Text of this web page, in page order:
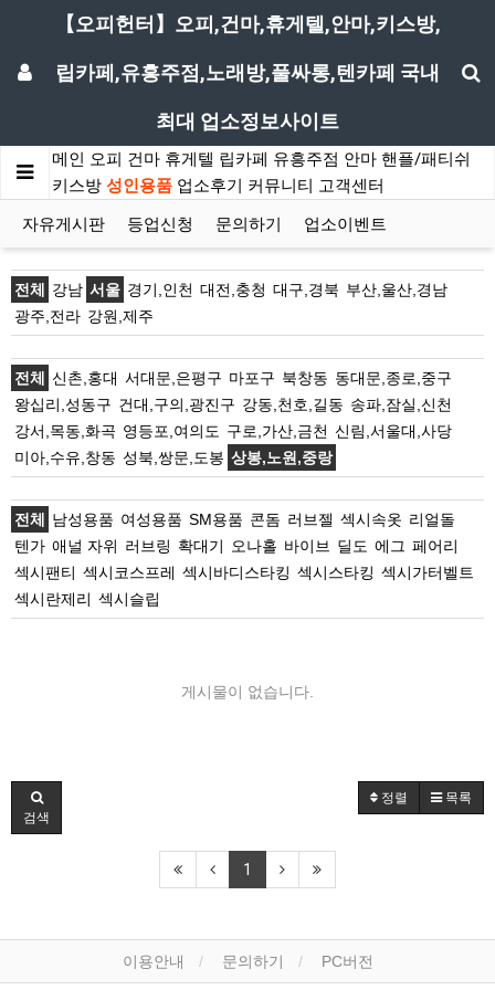
【오피헌터】오피,건마,휴게텔,안마,키스방,
립카페,유흥주점,노래방,풀싸롱,텐카페 국내
최대 업소정보사이트
메인 오피 건마 휴게텔 립카페 유흥주점 안마 핸플/패티쉬
키스방 성인용품 업소후기 커뮤니티 고객센터
자유게시판
등업신청 문의하기 업소이벤트
전체 강남 서울 경기,인천 대전,충청 대구,경북 부산,울산,경남
광주,전라 강원,제주
전체 신촌,홍대 서대문,은평구 마포구 북창동 동대문,종로,중구
왕십리,성동구 건대,구의,광진구 강동,천호,길동 송파,잠실,신천
강서,목동,화곡 영등포,여의도 구로,가산,금천 신림,서울대,사당
미아,수유,창동 성북,쌍문,도봉 상봉,노원,중랑
전체 남성용품 여성용품 SM용품 콘돔 러브젤 섹시속옷 리얼돌
텐가 애널 자위 러브링 확대기 오나홀 바이브 딜도 에그 페어리
섹시팬티 섹시코스프레 섹시바디스타킹 섹시스타킹 섹시가터벨트
섹시란제리 섹시슬립
게시물이 없습니다.
정렬
목록
검색
1
이용안내 문의하기 PC버전